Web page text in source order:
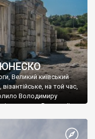
ЮНЕСКО
Великий київський
на той час,
Володимиру
імператору Василю ІІ, та
християнином.
Херсонесу Таврійського